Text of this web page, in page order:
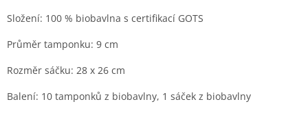
Složení: 100 % biobavlna s certifikací GOTS
Průměr tamponku: 9 cm
Rozměr sáčku: 28 x 26 cm
Balení: 10 tamponků z biobavlny, 1 sáček z biobavlny